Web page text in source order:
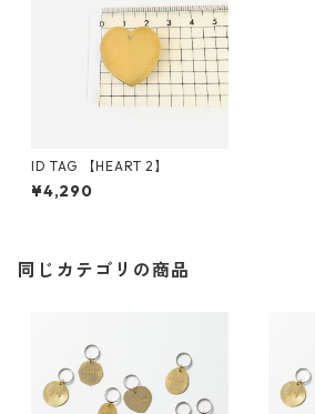
ID TAG 【HEART 2】
¥4,290
同じカテゴリの商品